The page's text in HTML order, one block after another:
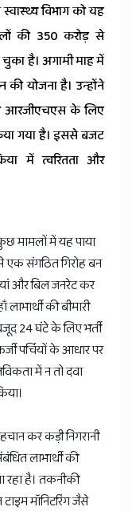
विभाग को यह
की 350 करोड़ से
है। अगामी माह में
योजना है। उन्होंने
आरजीएचएस के लिए
गया है। इससे बजट
में त्वरितता और
कुछ मामलों में यह पाया
एक संगठित गिरोह बन
और बिल जनरेट कर
की बीमारी
24 घंटे के लिए भर्ती
पर्चियों के आधार पर
में न तो दवा
कर कड़ी निगरानी
लाभार्थी की
रहा है। तकनीकी
मॉनिटरिंग जैसे